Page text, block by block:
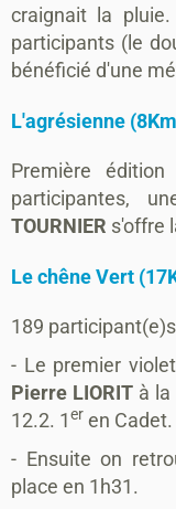
craignait la
participants (le
bénéficié d'une
L'agrésienne
Première
participantes,
TOURNIER s'offre
Le chêne Vert
189 participant(e)s
- Le premier
Pierre LIORIT à la
12.2. 1er en Cadet.
- Ensuite on
place en 1h31.